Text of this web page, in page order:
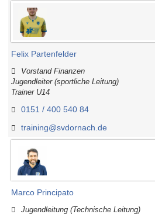
Felix Partenfelder
Vorstand Finanzen
Jugendleiter (sportliche Leitung)
Trainer U14
0151 / 400 540 84
training@svdornach.de
Marco Principato
Jugendleitung (Technische Leitung)